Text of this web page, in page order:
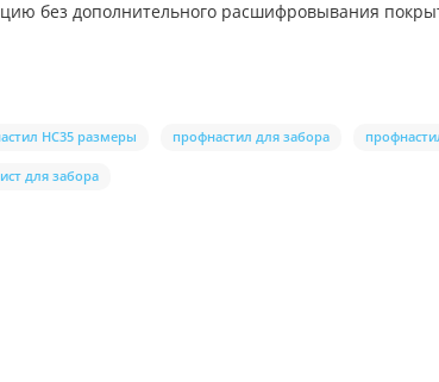
без дополнительного расшифровывания
НС35 размеры профнастил для забора
для забора